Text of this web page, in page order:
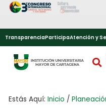
TransparenciaParticipaAtención y
Estás Aquí: Inicio /